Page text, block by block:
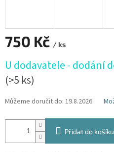
750 Kč / ks
cena:
U dodavatele - dodání
(>5 ks)
Můžeme doručit do: 19.8.2026
Přidat do košíku